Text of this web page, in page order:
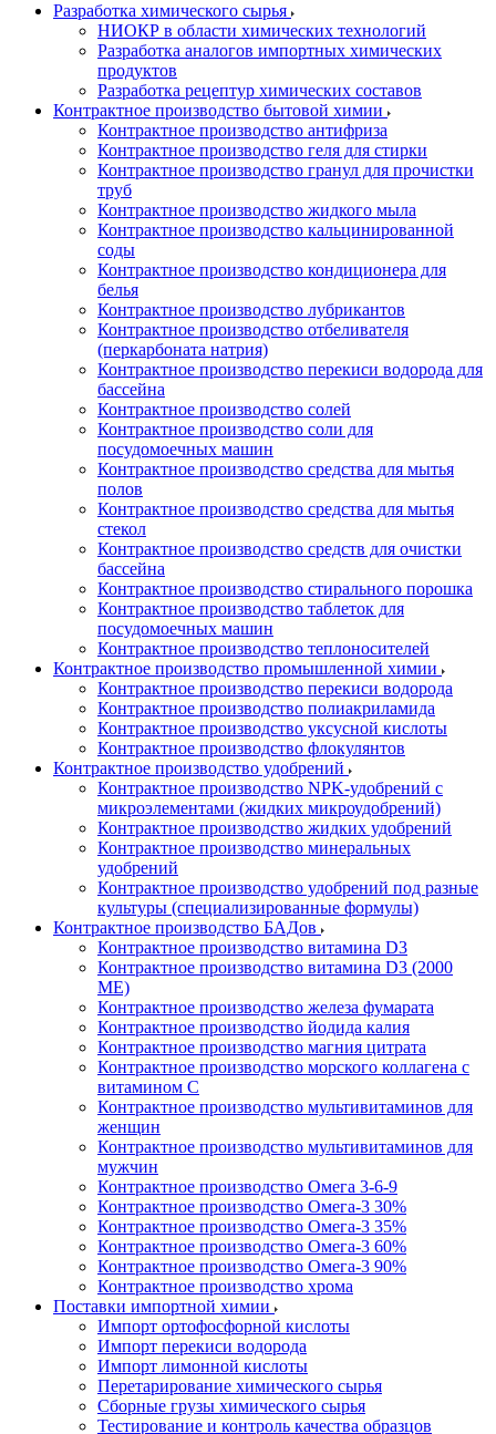
Разработка химического сырья
НИОКР в области химических технологий
Разработка аналогов импортных химических
продуктов
Разработка рецептур химических составов
Контрактное производство бытовой химии
Контрактное производство антифриза
Контрактное производство геля для стирки
Контрактное производство гранул для прочистки
труб
Контрактное производство жидкого мыла
Контрактное производство кальцинированной
соды
Контрактное производство кондиционера для
белья
Контрактное производство лубрикантов
Контрактное производство отбеливателя
(перкарбоната натрия)
Контрактное производство перекиси водорода для
бассейна
Контрактное производство солей
Контрактное производство соли для
посудомоечных машин
Контрактное производство средства для мытья
полов
Контрактное производство средства для мытья
стекол
Контрактное производство средств для очистки
бассейна
Контрактное производство стирального порошка
Контрактное производство таблеток для
посудомоечных машин
Контрактное производство теплоносителей
Контрактное производство промышленной химии
Контрактное производство перекиси водорода
Контрактное производство полиакриламида
Контрактное производство уксусной кислоты
Контрактное производство флокулянтов
Контрактное производство удобрений
Контрактное производство NPK-удобрений с
микроэлементами (жидких микроудобрений)
Контрактное производство жидких удобрений
Контрактное производство минеральных
удобрений
Контрактное производство удобрений под разные
культуры (специализированные формулы)
Контрактное производство БАДов
Контрактное производство витамина D3
Контрактное производство витамина D3 (2000
МЕ)
Контрактное производство железа фумарата
Контрактное производство йодида калия
Контрактное производство магния цитрата
Контрактное производство морского коллагена с
витамином С
Контрактное производство мультивитаминов для
женщин
Контрактное производство мультивитаминов для
мужчин
Контрактное производство Омега 3-6-9
Контрактное производство Омега-3 30%
Контрактное производство Омега-3 35%
Контрактное производство Омега-3 60%
Контрактное производство Омега-3 90%
Контрактное производство хрома
Поставки импортной химии
Импорт ортофосфорной кислоты
Импорт перекиси водорода
Импорт лимонной кислоты
Перетарирование химического сырья
Сборные грузы химического сырья
Тестирование и контроль качества образцов